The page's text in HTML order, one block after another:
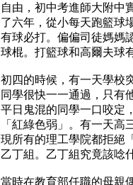
自由，初中考進師大附中
了六年，從小每天跑籃球
有球必打。偏偏司徒媽媽
球棍。打籃球和高爾夫球
初四的時候，有一天學校
同學很快一一通過，只有
平日鬼混的同學一口咬定
「紅綠色弱」。有一天
現所有的理工學院都拒絕
乙丁組。乙丁組究竟該唸
當時在教育部任職的母親